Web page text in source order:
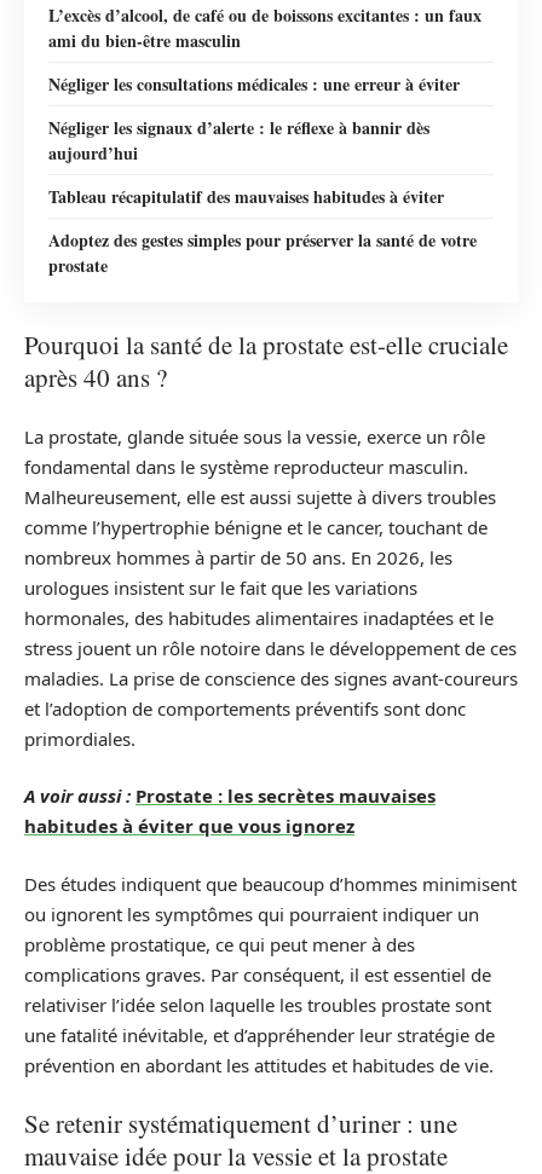
L’excès d’alcool, de café ou de boissons excitantes : un faux
ami du bien-être masculin
Négliger les consultations médicales : une erreur à éviter
Négliger les signaux d’alerte : le réflexe à bannir dès
aujourd’hui
Tableau récapitulatif des mauvaises habitudes à éviter
Adoptez des gestes simples pour préserver la santé de votre
prostate
Pourquoi la santé de la prostate est-elle cruciale
après 40 ans ?
La prostate, glande située sous la vessie, exerce un rôle
fondamental dans le système reproducteur masculin.
Malheureusement, elle est aussi sujette à divers troubles
comme l’hypertrophie bénigne et le cancer, touchant de
nombreux hommes à partir de 50 ans. En 2026, les
urologues insistent sur le fait que les variations
hormonales, des habitudes alimentaires inadaptées et le
stress jouent un rôle notoire dans le développement de ces
maladies. La prise de conscience des signes avant-coureurs
et l’adoption de comportements préventifs sont donc
primordiales.
A voir aussi : Prostate : les secrètes mauvaises
habitudes à éviter que vous ignorez
Des études indiquent que beaucoup d’hommes minimisent
ou ignorent les symptômes qui pourraient indiquer un
problème prostatique, ce qui peut mener à des
complications graves. Par conséquent, il est essentiel de
relativiser l’idée selon laquelle les troubles prostate sont
une fatalité inévitable, et d’appréhender leur stratégie de
prévention en abordant les attitudes et habitudes de vie.
Se retenir systématiquement d’uriner : une
mauvaise idée pour la vessie et la prostate